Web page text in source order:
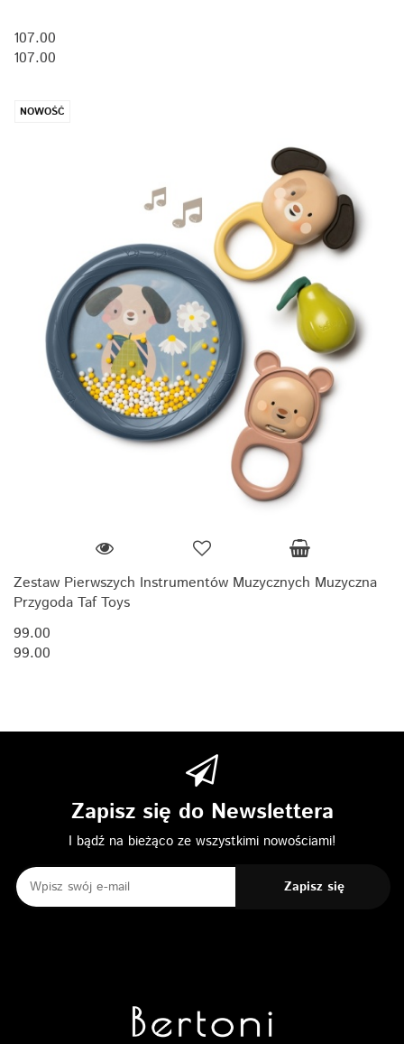
107.00
107.00
NOWOŚĆ
Zestaw Pierwszych Instrumentów Muzycznych Muzyczna
Przygoda Taf Toys
99.00
99.00
Zapisz się do Newslettera
I bądź na bieżąco ze wszystkimi nowościami!